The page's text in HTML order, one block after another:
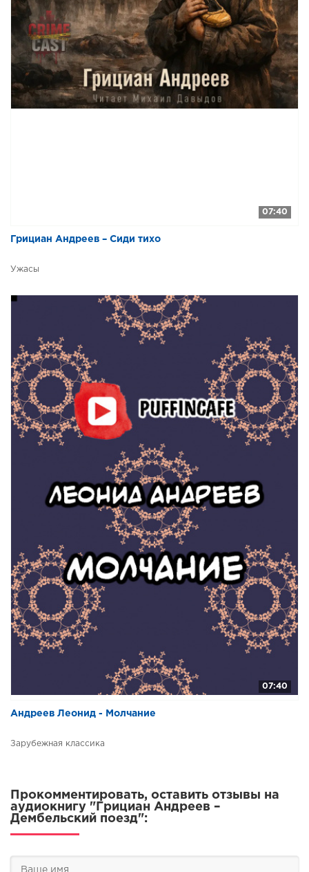
07:40
Грициан Андреев – Сиди тихо
Ужасы
07:40
Андреев Леонид - Молчание
Зарубежная классика
Прокомментировать, оставить отзывы на
аудиокнигу "Грициан Андреев –
Дембельский поезд":